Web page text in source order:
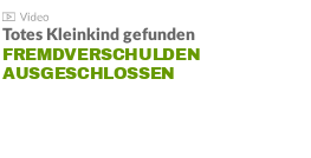
Totes Kleinkind gefunden
FREMDVERSCHULDEN
AUSGESCHLOSSEN